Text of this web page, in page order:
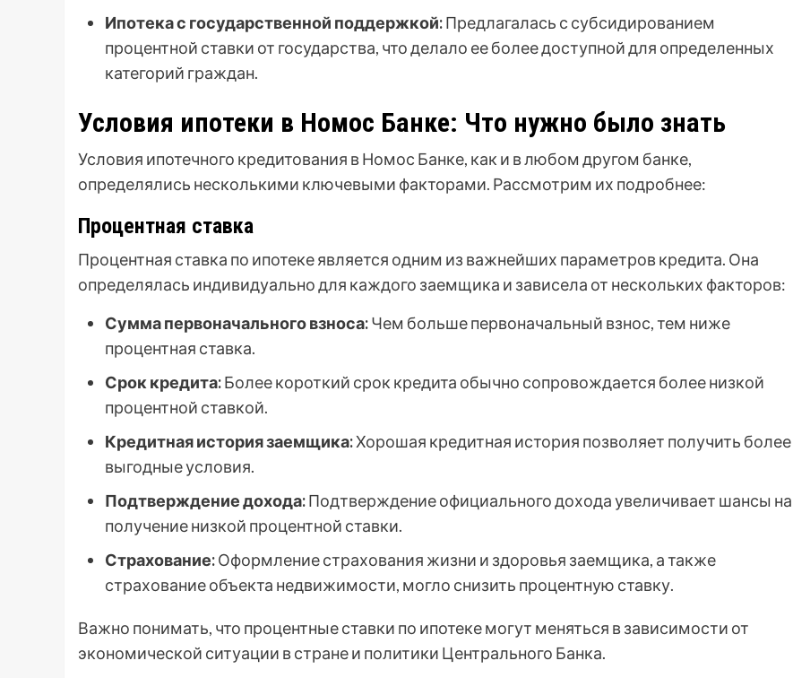
Ипотека с государственной поддержкой:Предлагалась с субсидированием
процентной ставки от государства, что делало ее более доступной для определенных
категорий граждан.
Условия ипотеки в Номос Банке: Что нужно было знать
Условия ипотечного кредитования в Номос Банке, как и в любом другом банке,
определялись несколькими ключевыми факторами. Рассмотрим их подробнее:
Процентная ставка
Процентная ставка по ипотеке является одним из важнейших параметров кредита. Она
определялась индивидуально для каждого заемщика и зависела от нескольких факторов:
Сумма первоначального взноса:Чем больше первоначальный взнос, тем ниже
процентная ставка.
Срок кредита:Более короткий срок кредита обычно сопровождается более низкой
процентной ставкой.
Кредитная история заемщика:Хорошая кредитная история позволяет получить более
выгодные условия.
Подтверждение дохода:Подтверждение официального дохода увеличивает шансы на
получение низкой процентной ставки.
Страхование:Оформление страхования жизни и здоровья заемщика, а также
страхование объекта недвижимости, могло снизить процентную ставку.
Важно понимать, что процентные ставки по ипотеке могут меняться в зависимости от
экономической ситуации в стране и политики Центрального Банка.